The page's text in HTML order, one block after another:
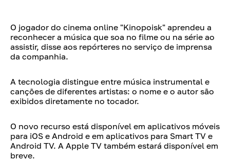
O jogador do cinema online "Kinopoisk" aprendeu a
reconhecer a música que soa no filme ou na série ao
assistir, disse aos repórteres no serviço de imprensa
da companhia.
A tecnologia distingue entre música instrumental e
canções de diferentes artistas: o nome e o autor são
exibidos diretamente no tocador.
O novo recurso está disponível em aplicativos móveis
para iOS e Android e em aplicativos para Smart TV e
Android TV. A Apple TV também estará disponível em
breve.